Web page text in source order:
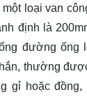
loại van
định là
đường ống
thường
gỉ hoặc đồng,